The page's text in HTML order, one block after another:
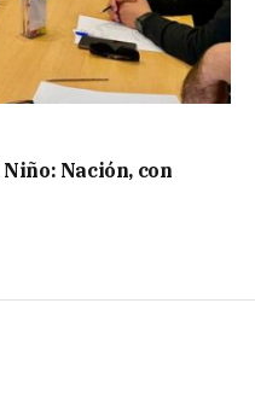
Nación, con